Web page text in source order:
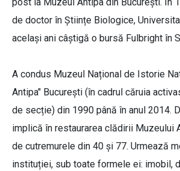
de doctor în Științe Biologice,
același ani câștigă o bursă Fulbright în
A condus Muzeul Național de Istorie
Antipa" București (în cadrul căruia
de secție) din 1990 până în anul 2014.
implică în restaurarea clădirii Muzeului
de cutremurele din 40 și 77. Urmează
instituției, sub toate formele ei: imobil,